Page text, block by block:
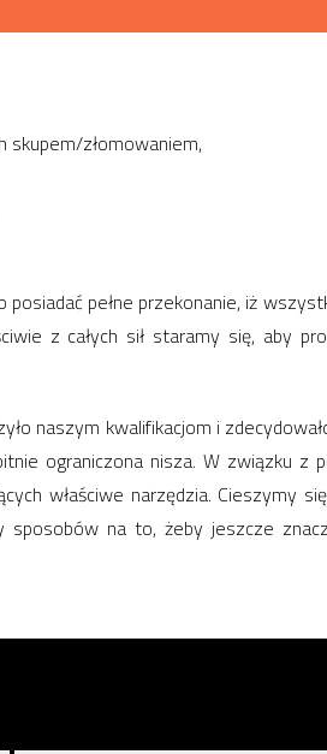
złomowaniem,
pełne przekonanie, iż
z całych sił staramy się, aby
naszym kwalifikacjom i
ograniczona nisza. W związku z
właściwe narzędzia. Cieszymy
sposobów na to, żeby jeszcze